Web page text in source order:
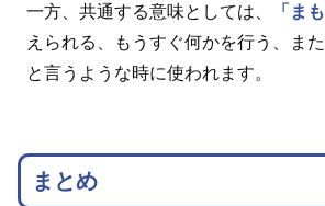
一方、共通する意味としては、 「ま
えられる、もうすぐ何かを行う、ま
と言うような時に使われます。
まとめ